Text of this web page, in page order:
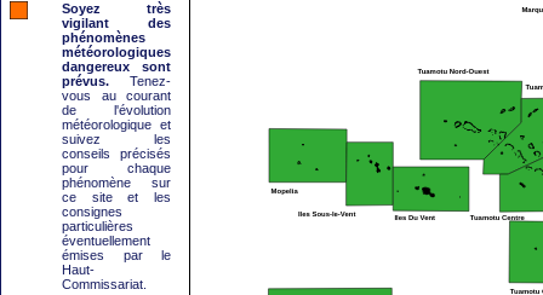
Soyez très
vigilant des
phénomènes
météorologiques
dangereux sont
prévus. Tenez-
vous au courant
de l'évolution
météorologique et
suivez les
conseils précisés
pour chaque
phénomène sur
ce site et les
consignes
particulières
éventuellement
émises par le
Haut-
Commissariat.